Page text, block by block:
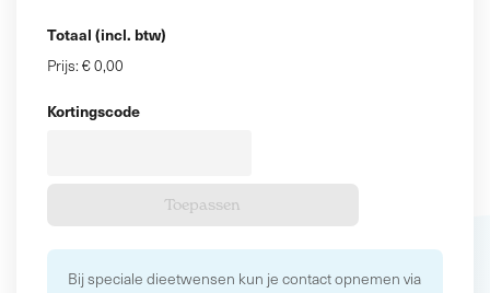
Totaal (incl. btw)
Prijs: € 0,00
Kortingscode
Bij speciale dieetwensen kun je contact opnemen via